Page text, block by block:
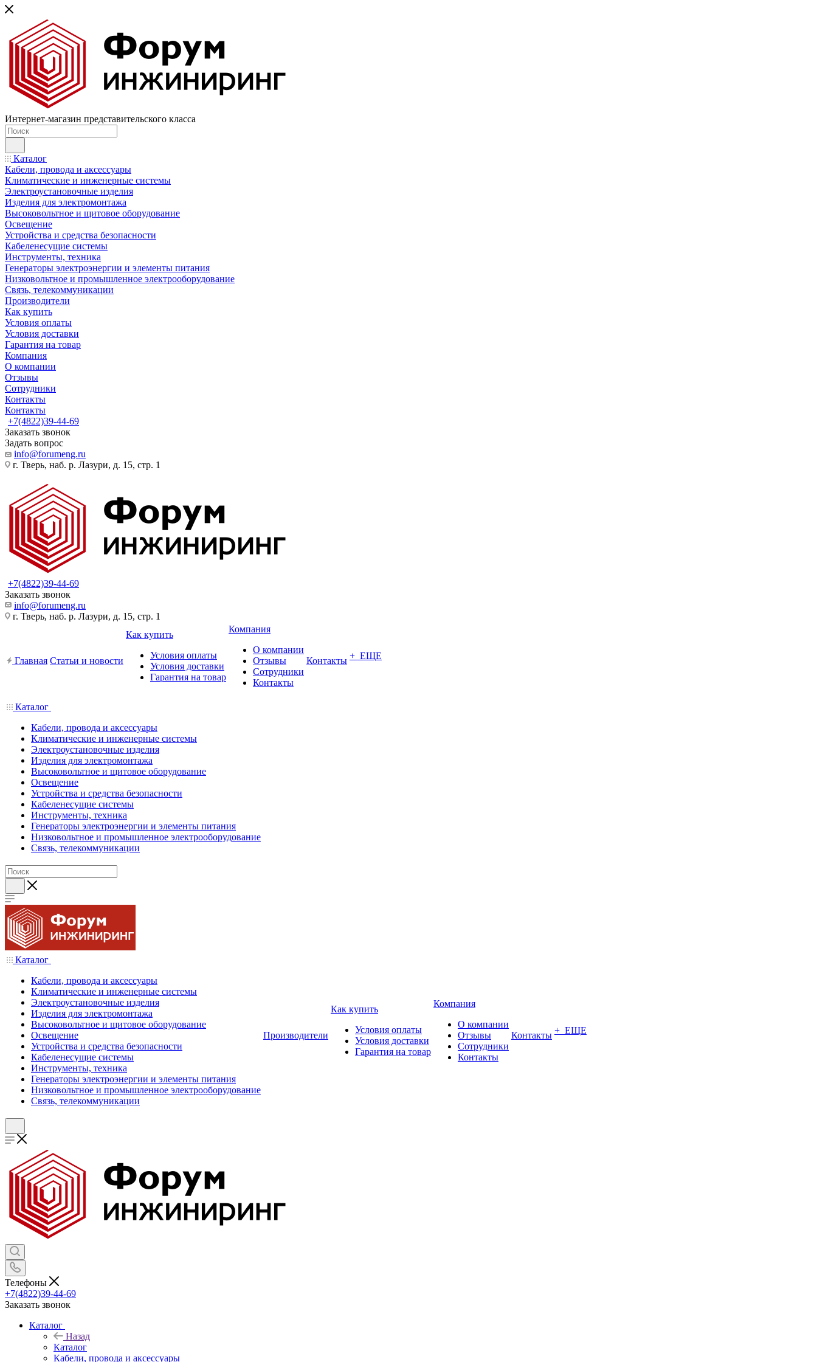
Интернет-магазин представительского класса
Каталог
Кабели, провода и аксессуары
Климатические и инженерные системы
Электроустановочные изделия
Изделия для электромонтажа
Высоковольтное и щитовое оборудование
Освещение
Устройства и средства безопасности
Кабеленесущие системы
Инструменты, техника
Генераторы электроэнергии и элементы питания
Низковольтное и промышленное электрооборудование
Связь, телекоммуникации
Производители
Как купить
Условия оплаты
Условия доставки
Гарантия на товар
Компания
О компании
Отзывы
Сотрудники
Контакты
Контакты
+7(4822)39-44-69
Заказать звонок
Задать вопрос
info@forumeng.ru
г. Тверь, наб. р. Лазури, д. 15, стр. 1
+7(4822)39-44-69
Заказать звонок
info@forumeng.ru
г. Тверь, наб. р. Лазури, д. 15, стр. 1
Главная Статьи и новости
Как купить
Условия оплаты
Условия доставки
Гарантия на товар
Компания
О компании
Отзывы
Сотрудники
Контакты
Контакты + ЕЩЕ
Каталог
Кабели, провода и аксессуары
Климатические и инженерные системы
Электроустановочные изделия
Изделия для электромонтажа
Высоковольтное и щитовое оборудование
Освещение
Устройства и средства безопасности
Кабеленесущие системы
Инструменты, техника
Генераторы электроэнергии и элементы питания
Низковольтное и промышленное электрооборудование
Связь, телекоммуникации
Каталог
Кабели, провода и аксессуары
Климатические и инженерные системы
Электроустановочные изделия
Изделия для электромонтажа
Высоковольтное и щитовое оборудование
Освещение
Устройства и средства безопасности
Кабеленесущие системы
Инструменты, техника
Генераторы электроэнергии и элементы питания
Низковольтное и промышленное электрооборудование
Связь, телекоммуникации
Производители
Как купить
Условия оплаты
Условия доставки
Гарантия на товар
Компания
О компании
Отзывы
Сотрудники
Контакты
Контакты + ЕЩЕ
Телефоны
+7(4822)39-44-69
Заказать звонок
Каталог
Назад
Каталог
Кабели, провода и аксессуары